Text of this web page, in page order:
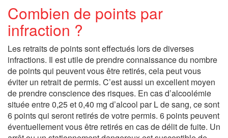
Combien de points par
infraction ?
Les retraits de points sont effectués lors de diverses
infractions. Il est utile de prendre connaissance du nombre
de points qui peuvent vous être retirés, cela peut vous
éviter un retrait de permis. C’est aussi un excellent moyen
de prendre conscience des risques. En cas d’alcoolémie
située entre 0,25 et 0,40 mg d’alcool par L de sang, ce sont
6 points qui seront retirés de votre permis. 6 points peuvent
éventuellement vous être retirés en cas de délit de fuite. Un